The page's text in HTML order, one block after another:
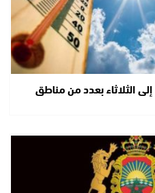
الثلاثاء بعدد من مناطق